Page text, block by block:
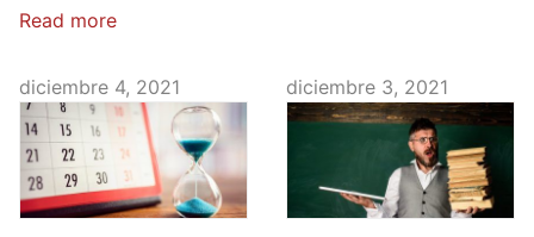
Read more
diciembre 4, 2021 diciembre 3, 2021